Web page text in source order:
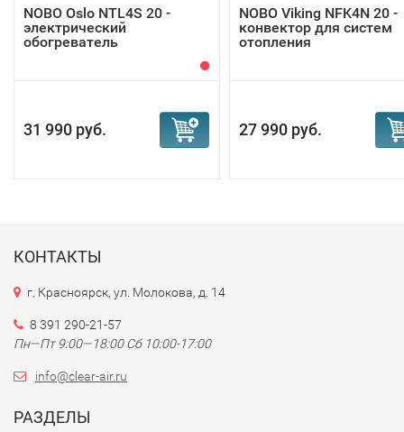
NOBO Oslo NTL4S 20 -
электрический
обогреватель
31 990 руб.
NOBO Viking NFK4N 20 -
конвектор для систем
отопления
27 990 руб.
КОНТАКТЫ
г. Красноярск, ул. Молокова, д. 14
8 391 290-21-57
Пн—Пт 9:00—18:00 Сб 10:00-17:00
info@clear-air.ru
РАЗДЕЛЫ